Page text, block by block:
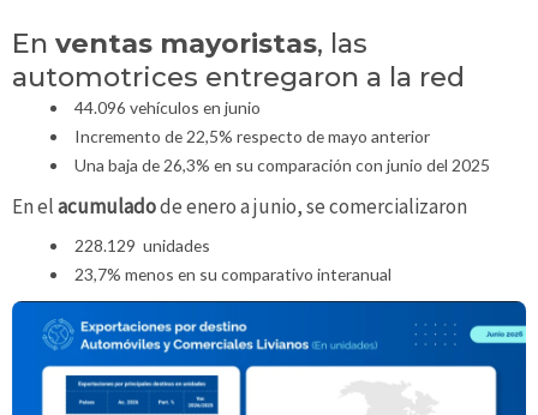
En ventas mayoristas, las
automotrices entregaron a la red
44.096 vehículos en junio
Incremento de 22,5% respecto de mayo anterior
Una baja de 26,3% en su comparación con junio del 2025
En elacumuladode enero a junio, se comercializaron
228.129 unidades
23,7% menos en su comparativo interanual